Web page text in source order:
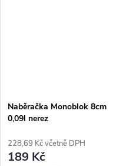
Naběračka Monoblok 8cm
0,09l nerez
228,69 Kč včetně DPH
189 Kč